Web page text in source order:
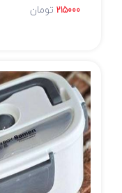
215000 تومان